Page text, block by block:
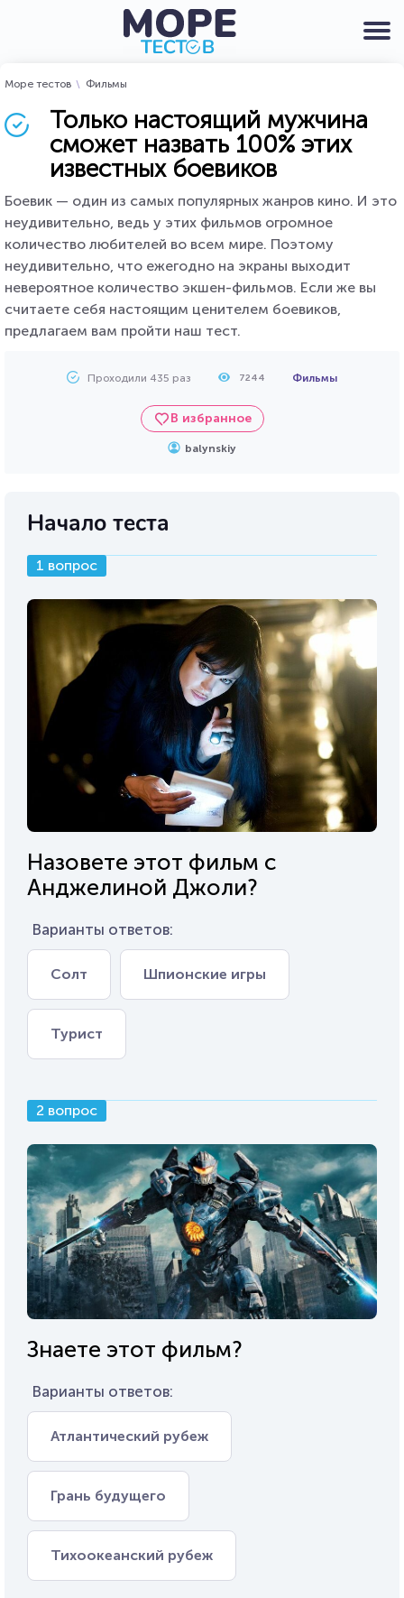
Море тестов Фильмы
Только настоящий мужчина
сможет назвать 100% этих
известных боевиков
Боевик — один из самых популярных жанров кино. И это
неудивительно, ведь у этих фильмов огромное
количество любителей во всем мире. Поэтому
неудивительно, что ежегодно на экраны выходит
невероятное количество экшен-фильмов. Если же вы
считаете себя настоящим ценителем боевиков,
предлагаем вам пройти наш тест.
Проходили 435 раз 7244 Фильмы
В избранное
balynskiy
Начало теста
1 вопрос
Назовете этот фильм с
Анджелиной Джоли?
Варианты ответов:
Солт Шпионские игры
Турист
2 вопрос
Знаете этот фильм?
Варианты ответов:
Атлантический рубеж
Грань будущего
Тихоокеанский рубеж